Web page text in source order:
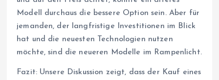
Modell durchaus die bessere Option sein. Aber für
jemanden, der langfristige Investitionen im Blick
hat und die neuesten Technologien nutzen
möchte, sind die neueren Modelle im Rampenlicht.
Fazit: Unsere Diskussion zeigt, dass der Kauf eines